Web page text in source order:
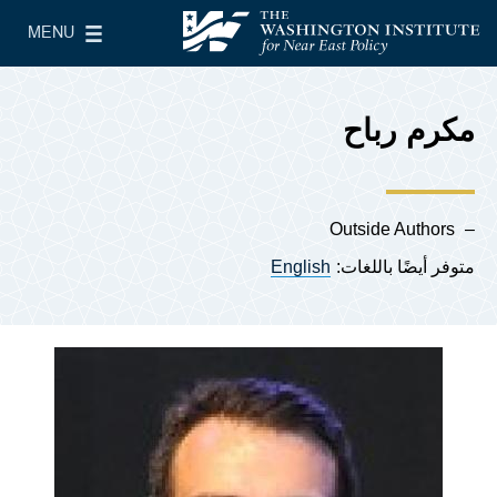
معهد واشنطن لسياسات الشرق الأدنى
MENU
Main Menu
مكرم رباح
Outside Authors
متوفر أيضًا باللغات: English